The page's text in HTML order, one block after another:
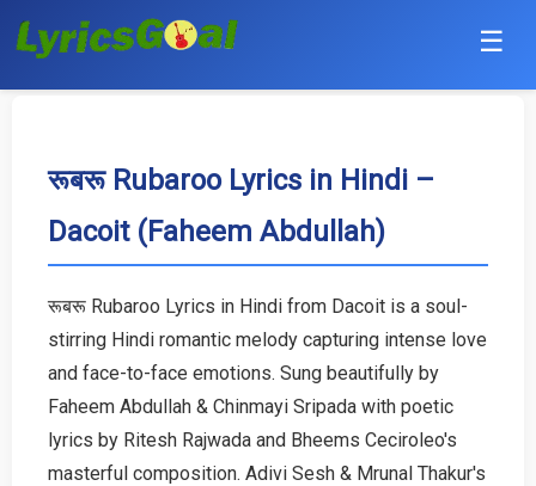
☰
Hindi
Bollywood
English
Tamil
Telugu
रूबरू Rubaroo Lyrics in Hindi –
Dacoit (Faheem Abdullah)
रूबरू Rubaroo Lyrics in Hindi from Dacoit is a soul-
stirring Hindi romantic melody capturing intense love
and face-to-face emotions. Sung beautifully by
Faheem Abdullah & Chinmayi Sripada with poetic
lyrics by Ritesh Rajwada and Bheems Ceciroleo's
masterful composition. Adivi Sesh & Mrunal Thakur's